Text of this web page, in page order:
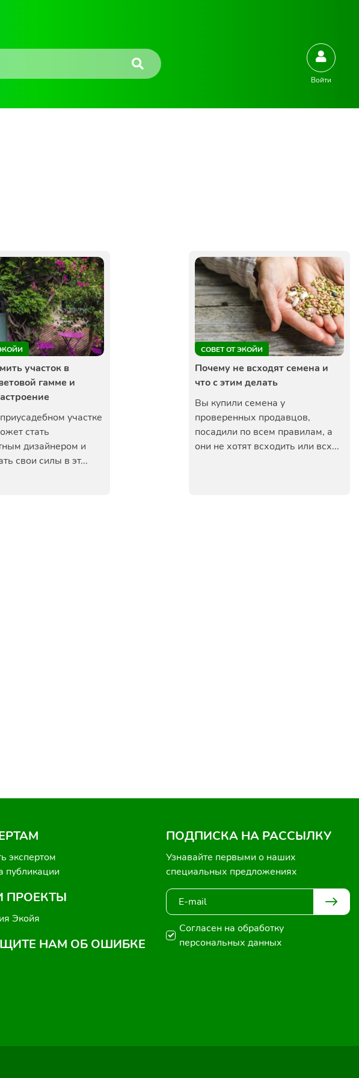
Войти
участок в
гамме и
участке
стать
дизайнером и
свои силы в эт...
СОВЕТ ОТ ЭКОЙИ
Почему не всходят семена и
что с этим делать
Вы купили семена у
проверенных продавцов,
посадили по всем правилам, а
они не хотят всходить или всх...
экспертом
публикации
ПРОЕКТЫ
Экойя
НАМ ОБ ОШИБКЕ
ПОДПИСКА НА РАССЫЛКУ
Узнавайте первыми о наших
специальных предложениях
Согласен на обработку
персональных данных